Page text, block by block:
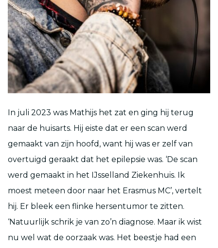
In juli 2023 was Mathijs het zat en ging hij terug
naar de huisarts. Hij eiste dat er een scan werd
gemaakt van zijn hoofd, want hij was er zelf van
overtuigd geraakt dat het epilepsie was. ‘De scan
werd gemaakt in het IJsselland Ziekenhuis. Ik
moest meteen door naar het Erasmus MC’, vertelt
hij. Er bleek een flinke hersentumor te zitten.
‘Natuurlijk schrik je van zo’n diagnose. Maar ik wist
nu wel wat de oorzaak was. Het beestje had een